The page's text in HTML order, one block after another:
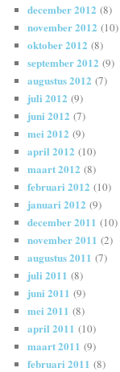
december 2012 (8)
november 2012 (10)
oktober 2012 (8)
september 2012 (9)
augustus 2012 (7)
juli 2012 (9)
juni 2012 (7)
mei 2012 (9)
april 2012 (10)
maart 2012 (8)
februari 2012 (10)
januari 2012 (9)
december 2011 (10)
november 2011 (2)
augustus 2011 (7)
juli 2011 (8)
juni 2011 (9)
mei 2011 (8)
april 2011 (10)
maart 2011 (9)
februari 2011 (8)